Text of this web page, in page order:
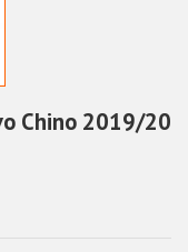
Chino 2019/20